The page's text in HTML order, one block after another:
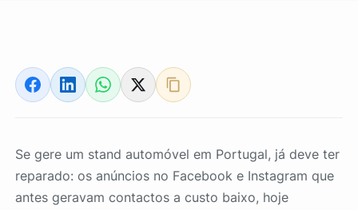
Se gere um stand automóvel em Portugal, já deve ter
reparado: os anúncios no Facebook e Instagram que
antes geravam contactos a custo baixo, hoje